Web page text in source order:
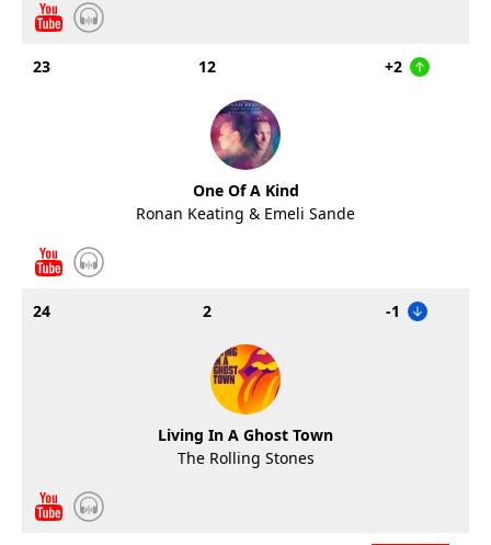
23 12 +2
One Of A Kind
Ronan Keating & Emeli Sande
24 2 -1
Living In A Ghost Town
The Rolling Stones